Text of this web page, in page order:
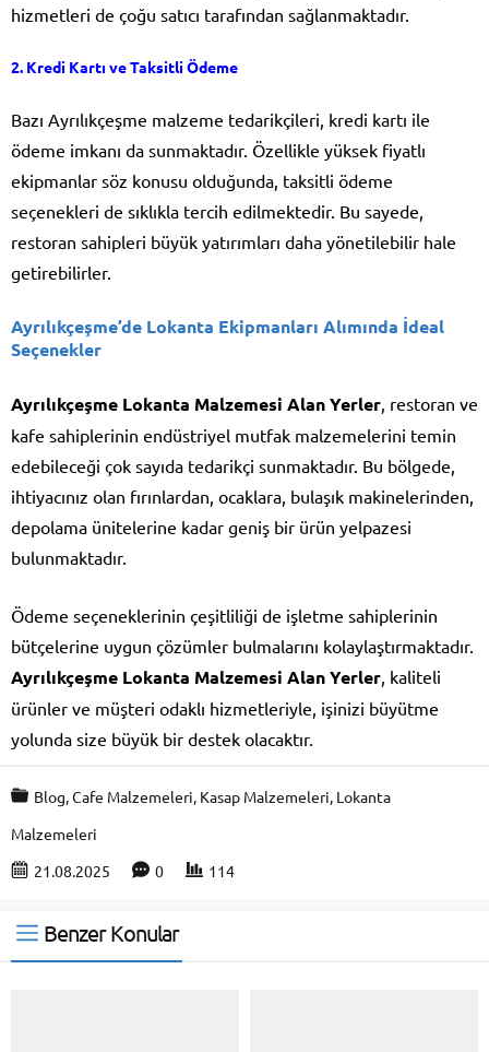
hizmetleri de çoğu satıcı tarafından sağlanmaktadır.
2. Kredi Kartı ve Taksitli Ödeme
Bazı Ayrılıkçeşme malzeme tedarikçileri, kredi kartı ile
ödeme imkanı da sunmaktadır. Özellikle yüksek fiyatlı
ekipmanlar söz konusu olduğunda, taksitli ödeme
seçenekleri de sıklıkla tercih edilmektedir. Bu sayede,
restoran sahipleri büyük yatırımları daha yönetilebilir hale
getirebilirler.
Ayrılıkçeşme’de Lokanta Ekipmanları Alımında İdeal
Seçenekler
Ayrılıkçeşme Lokanta Malzemesi Alan Yerler, restoran ve
kafe sahiplerinin endüstriyel mutfak malzemelerini temin
edebileceği çok sayıda tedarikçi sunmaktadır. Bu bölgede,
ihtiyacınız olan fırınlardan, ocaklara, bulaşık makinelerinden,
depolama ünitelerine kadar geniş bir ürün yelpazesi
bulunmaktadır.
Ödeme seçeneklerinin çeşitliliği de işletme sahiplerinin
bütçelerine uygun çözümler bulmalarını kolaylaştırmaktadır.
Ayrılıkçeşme Lokanta Malzemesi Alan Yerler, kaliteli
ürünler ve müşteri odaklı hizmetleriyle, işinizi büyütme
yolunda size büyük bir destek olacaktır.
Blog,Cafe Malzemeleri, Kasap Malzemeleri, Lokanta
Malzemeleri
21.08.2025
0 114
Benzer Konular